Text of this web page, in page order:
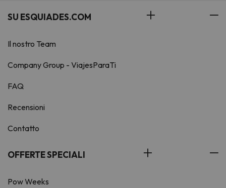
SU ESQUIADES.COM
Il nostro Team
Company Group - ViajesParaTi
FAQ
Recensioni
Contatto
OFFERTE SPECIALI
Pow Weeks